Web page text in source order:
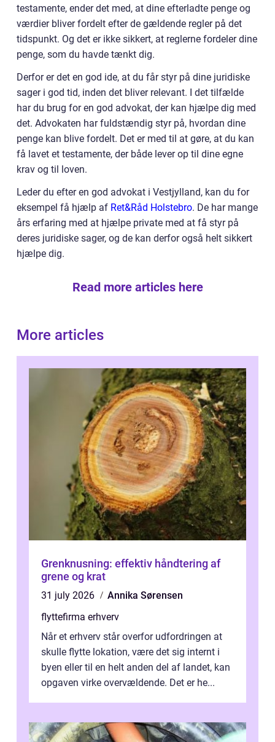
testamente, ender det med, at dine efterladte penge og
værdier bliver fordelt efter de gældende regler på det
tidspunkt. Og det er ikke sikkert, at reglerne fordeler dine
penge, som du havde tænkt dig.
Derfor er det en god ide, at du får styr på dine juridiske
sager i god tid, inden det bliver relevant. I det tilfælde
har du brug for en god advokat, der kan hjælpe dig med
det. Advokaten har fuldstændig styr på, hvordan dine
penge kan blive fordelt. Det er med til at gøre, at du kan
få lavet et testamente, der både lever op til dine egne
krav og til loven.
Leder du efter en god advokat i Vestjylland, kan du for
eksempel få hjælp af Ret&Råd Holstebro. De har mange
års erfaring med at hjælpe private med at få styr på
deres juridiske sager, og de kan derfor også helt sikkert
hjælpe dig.
Read more articles here
More articles
Grenknusning: effektiv håndtering af
grene og krat
31 july 2026
Annika Sørensen
flyttefirma erhverv
Når et erhverv står overfor udfordringen at
skulle flytte lokation, være det sig internt i
byen eller til en helt anden del af landet, kan
opgaven virke overvældende. Det er he...